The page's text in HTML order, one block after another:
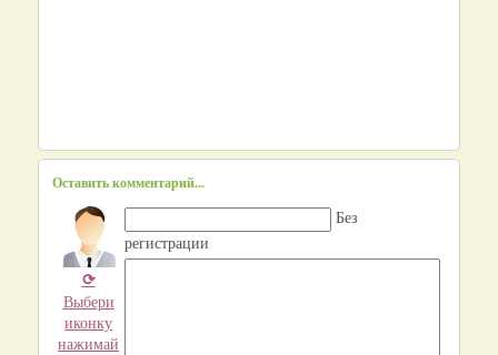
Оставить комментарий...
⟳
Выбери
иконку
нажимай
Без
регистрации